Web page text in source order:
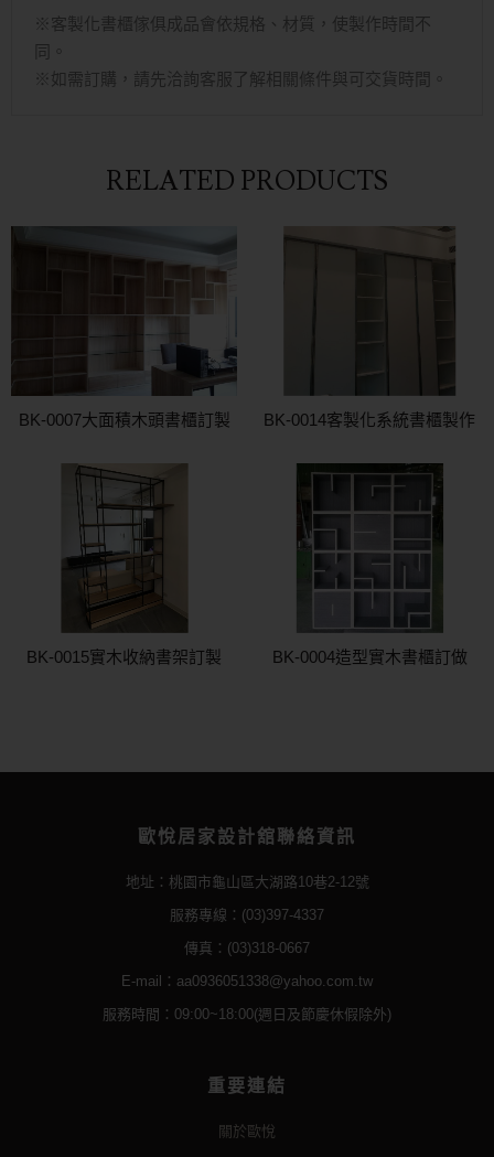
※客製化書櫃傢俱成品會依規格、材質，使製作時間不
同。
※如需訂購，請先洽詢客服了解相關條件與可交貨時間。
RELATED PRODUCTS
BK-0007大面積木頭書櫃訂製 BK-0014客製化系統書櫃製作
BK-0015實木收納書架訂製 BK-0004造型實木書櫃訂做
歐悅居家設計舘聯絡資訊
地址：桃園市龜山區大湖路10巷2-12號
服務專線：(03)397-4337
傳真：(03)318-0667
E-mail：aa0936051338@yahoo.com.tw
服務時間：09:00~18:00(週日及節慶休假除外)
重要連結
關於歐悅